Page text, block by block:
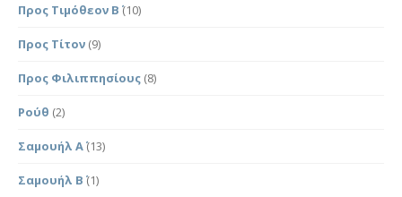
Προς Τιμόθεον Β΄ (10)
Προς Τίτον (9)
Προς Φιλιππησίους (8)
Ρούθ (2)
Σαμουήλ Α΄(13)
Σαμουήλ Β΄ (1)